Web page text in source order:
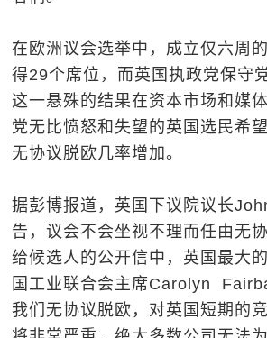
在欧洲议会选举中，成立仅六周
得29个席位，而英国执政党保守
这一悬殊的结果在资本市场和媒
党无比愤怒和失望的英国选民希
无协议脱欧几率增加。
据彭博报道，英国下议院议长
告，议会不会坐视不理而任由无
给候选人的公开信中，英国最大
国工业联合会主席Carolyn
我们无协议脱欧，对英国短期的